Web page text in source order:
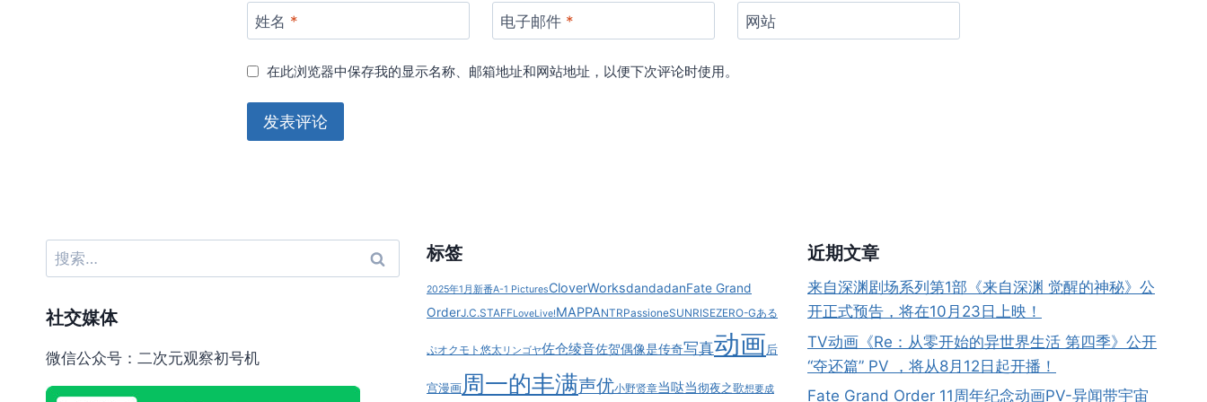
姓名 * 电子邮件 * 网站
在此浏览器中保存我的显示名称、邮箱地址和网站地址，以便下次评论时使用。
搜
索：
社交媒体
微信公众号：二次元观察初号机
标签
2025年1月新番A-1 PicturesCloverWorksdandadanFate Grand
OrderJ.C.STAFFLoveLive!MAPPANTRPassioneSUNRISEZERO-Gある
ぷオクモト悠太リンゴヤ佐仓绫音佐贺偶像是传奇写真动画后
宫漫画周一的丰满声优小野贤章当哒当彻夜之歌想要成
近期文章
来自深渊剧场系列第1部《来自深渊 觉醒的神秘》公
开正式预告，将在10月23日上映！
TV动画《Re：从零开始的异世界生活 第四季》公开
“夺还篇” PV ，将从8月12日起开播！
Fate Grand Order 11周年纪念动画PV-异闻带宇宙